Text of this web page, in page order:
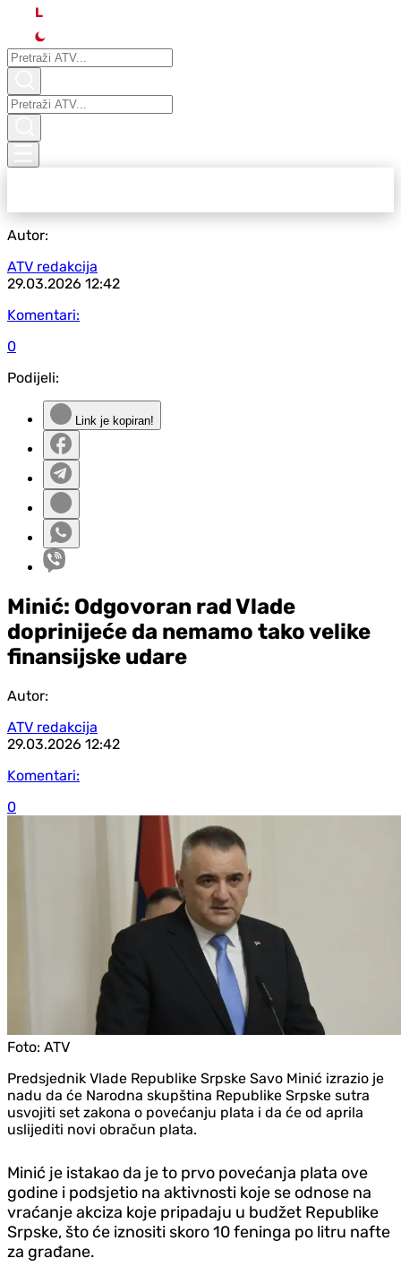
L
Autor:
ATV redakcija
29.03.2026 12:42
Komentari:
0
Podijeli:
Link je kopiran!
Minić: Odgovoran rad Vlade
doprinijeće da nemamo tako velike
finansijske udare
Autor:
ATV redakcija
29.03.2026 12:42
Komentari:
0
Foto: ATV
Predsjednik Vlade Republike Srpske Savo Minić izrazio je
nadu da će Narodna skupština Republike Srpske sutra
usvojiti set zakona o povećanju plata i da će od aprila
uslijediti novi obračun plata.
Minić je istakao da je to prvo povećanja plata ove
godine i podsjetio na aktivnosti koje se odnose na
vraćanje akciza koje pripadaju u budžet Republike
Srpske, što će iznositi skoro 10 feninga po litru nafte
za građane.